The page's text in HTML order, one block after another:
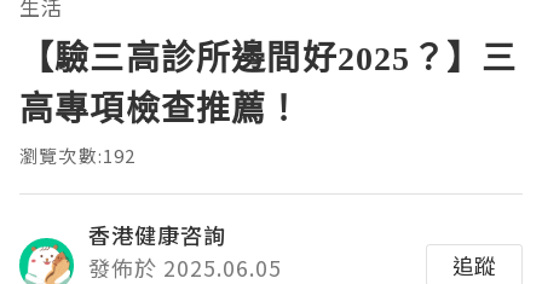
生活
【驗三高診所邊間好2025？】三
高專項檢查推薦！
瀏覽次數:192
香港健康咨詢
發佈於 2025.06.05
追蹤